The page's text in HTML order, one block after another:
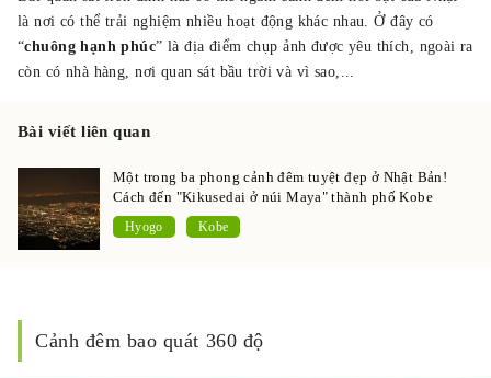
là nơi có thể trải nghiệm nhiều hoạt động khác nhau. Ở đây có
“chuông hạnh phúc” là địa điểm chụp ảnh được yêu thích, ngoài ra
còn có nhà hàng, nơi quan sát bầu trời và vì sao,...
Bài viết liên quan
Một trong ba phong cảnh đêm tuyệt đẹp ở Nhật Bản!
Cách đến "Kikusedai ở núi Maya" thành phố Kobe
Hyogo Kobe
Cảnh đêm bao quát 360 độ